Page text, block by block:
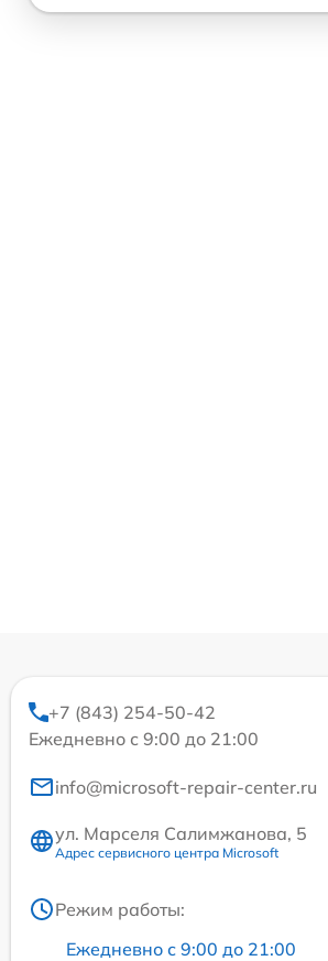
+7 (843) 254-50-42
Ежедневно с 9:00 до 21:00
info@microsoft-repair-center.ru
ул. Марселя Салимжанова, 5
Адрес сервисного центра Microsoft
Режим работы:
Ежедневно с 9:00 до 21:00